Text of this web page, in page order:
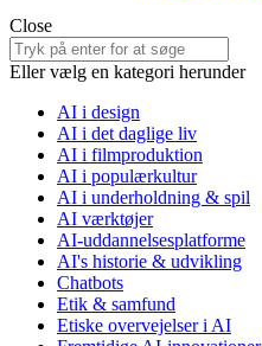
Close
Search
for:
Eller vælg en kategori herunder
AI i design
AI i det daglige liv
AI i filmproduktion
AI i populærkultur
AI i underholdning & spil
AI værktøjer
AI-uddannelsesplatforme
AI's historie & udvikling
Chatbots
Etik & samfund
Etiske overvejelser i AI